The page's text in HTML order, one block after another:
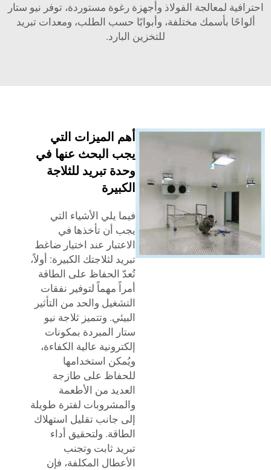
الفولاذ وأجهزة رغوة مستوردة، توفر نيو ستار
مختلفة، وأبوابًا حسب الطلب، ومعدات تبريد
للتخزين البارد.
أهم الميزات التي
يجب البحث عنها في
وحدة تبريد للثلاجة
الكبيرة
فيما يلي الأشياء التي
يجب أن تأخذها في
الاعتبار عند اختيار ضاغط
تبريد لثلاجتك الكبيرة: أولاً،
تُعدّ الحفاظ على الطاقة
أمراً مهماً لتوفير نفقات
التشغيل والحد من التأثير
البيئي. وتتميز ثلاجة نيو
ستار المبردة بمكونات
إلكترونية عالية الكفاءة،
ويُمكن استخدامها
للحفاظ على طازجة
العديد من الأطعمة
والمشروبات لفترة طويلة
إلى جانب تقليل استهلاك
الطاقة. ولتحقيق أداء
تبريد ثابت وتجنب
الأعطال المكلفة، فإن